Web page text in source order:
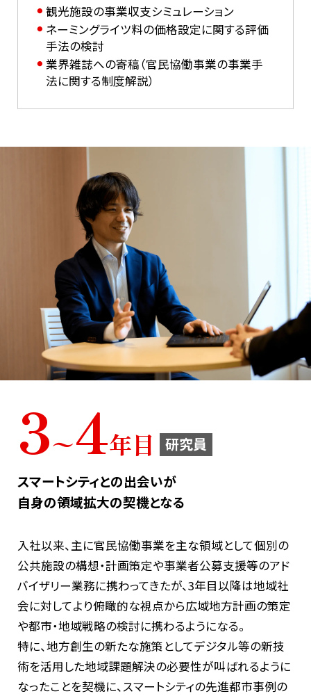
観光施設の事業収支シミュレーション
ネーミングライツ料の価格設定に関する評価
手法の検討
業界雑誌への寄稿（官民協働事業の事業手
法に関する制度解説）
3〜4年目 研究員
スマートシティとの出会いが
自身の領域拡大の契機となる
入社以来、主に官民協働事業を主な領域として個別の
公共施設の構想・計画策定や事業者公募支援等のアド
バイザリー業務に携わってきたが、3年目以降は地域社
会に対してより俯瞰的な視点から広域地方計画の策定
や都市・地域戦略の検討に携わるようになる。
特に、地方創生の新たな施策としてデジタル等の新技
術を活用した地域課題解決の必要性が叫ばれるように
なったことを契機に、スマートシティの先進都市事例の